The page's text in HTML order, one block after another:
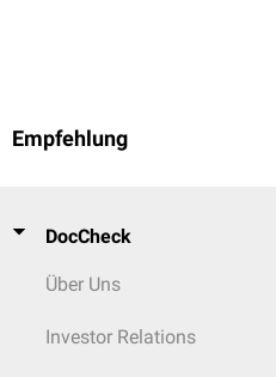
Empfehlung
DocCheck
Über Uns
Investor Relations